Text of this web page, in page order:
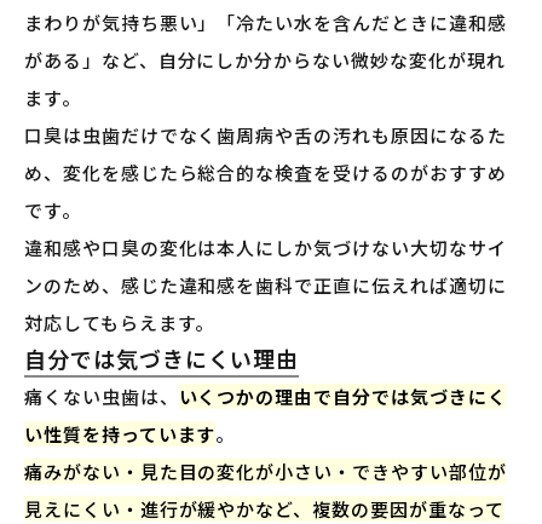
まわりが気持ち悪い」「冷たい水を含んだときに違和感
がある」など、自分にしか分からない微妙な変化が現れ
ます。
口臭は虫歯だけでなく歯周病や舌の汚れも原因になるた
め、変化を感じたら総合的な検査を受けるのがおすすめ
です。
違和感や口臭の変化は本人にしか気づけない大切なサイ
ンのため、感じた違和感を歯科で正直に伝えれば適切に
対応してもらえます。
自分では気づきにくい理由
痛くない虫歯は、
いくつかの理由で自分では気づきにく
い性質を持っています。
痛みがない・見た目の変化が小さい・できやすい部位が
見えにくい・進行が緩やかなど、複数の要因が重なって